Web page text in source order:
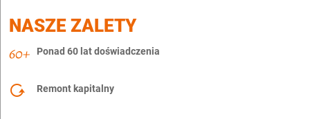
NASZE ZALETY
Ponad 60 lat doświadczenia
Remont kapitalny